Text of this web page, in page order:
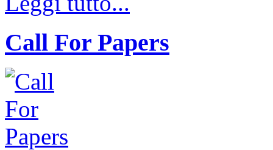
Call For Papers